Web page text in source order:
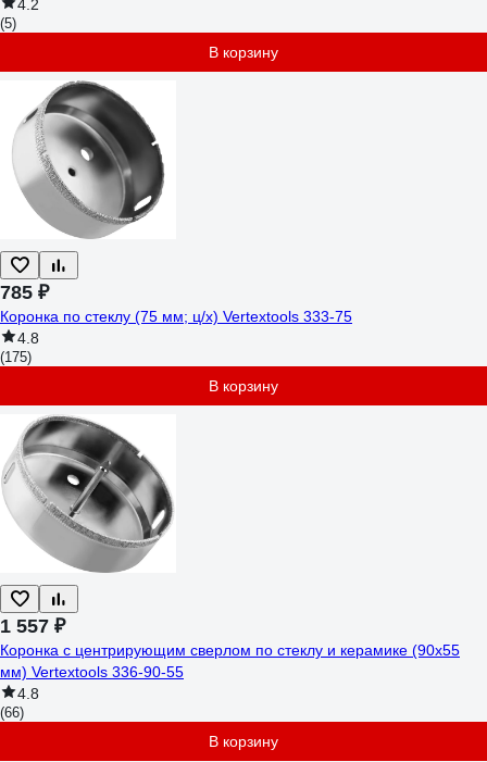
4.2
(5)
В корзину
785 ₽
Коронка по стеклу (75 мм; ц/х) Vertextools 333-75
4.8
(175)
В корзину
1 557 ₽
Коронка с центрирующим сверлом по стеклу и керамике (90х55
мм) Vertextools 336-90-55
4.8
(66)
В корзину